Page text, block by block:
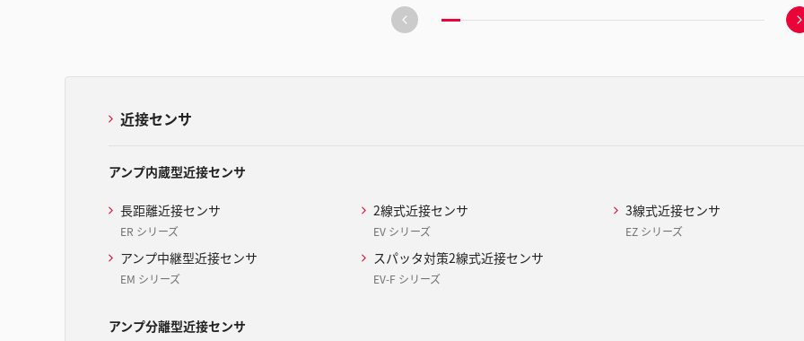
前
ラ
近接センサ
アンプ内蔵型近接センサ
長距離近接センサ
ER シリーズ
2線式近接センサ
EV シリーズ
3線式近接センサ
EZ シリーズ
アンプ中継型近接センサ
EM シリーズ
スパッタ対策2線式近接センサ
EV-F シリーズ
アンプ分離型近接センサ